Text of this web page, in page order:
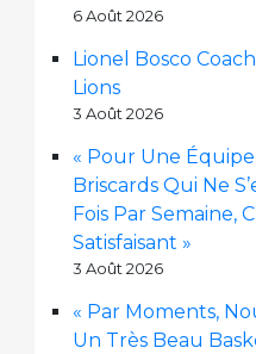
6 Août 2026
Lionel Bosco
Lions
3 Août 2026
« Pour Une
Briscards Qui Ne
Fois Par Semaine,
Satisfaisant »
3 Août 2026
« Par Moments,
Un Très Beau